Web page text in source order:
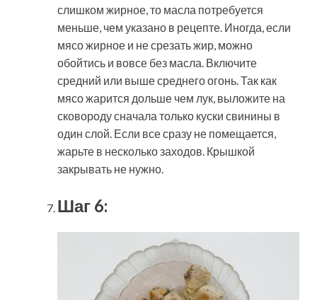
слишком жирное, то масла потребуется
меньше, чем указано в рецепте. Иногда, если
мясо жирное и не срезать жир, можно
обойтись и вовсе без масла. Включите
средний или выше среднего огонь. Так как
мясо жарится дольше чем лук, выложите на
сковороду сначала только куски свинины в
один слой. Если все сразу не помещается,
жарьте в несколько заходов. Крышкой
закрывать не нужно.
Шаг 6: